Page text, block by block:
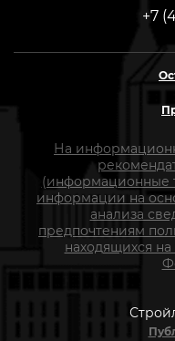
+7
На
(информационные
информации на
анализа
предпочтениям
находящихся